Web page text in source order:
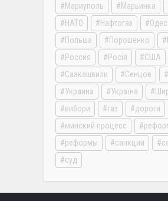
Мариуполь
Марьинка
НАТО
Нафтогаз
Польша
Порошенко
Россия
Росія
США
Саакашвили
Сенцов
Украина
Україна
вибори
газ
дороги
минский процесс
реформы
санкции
суд